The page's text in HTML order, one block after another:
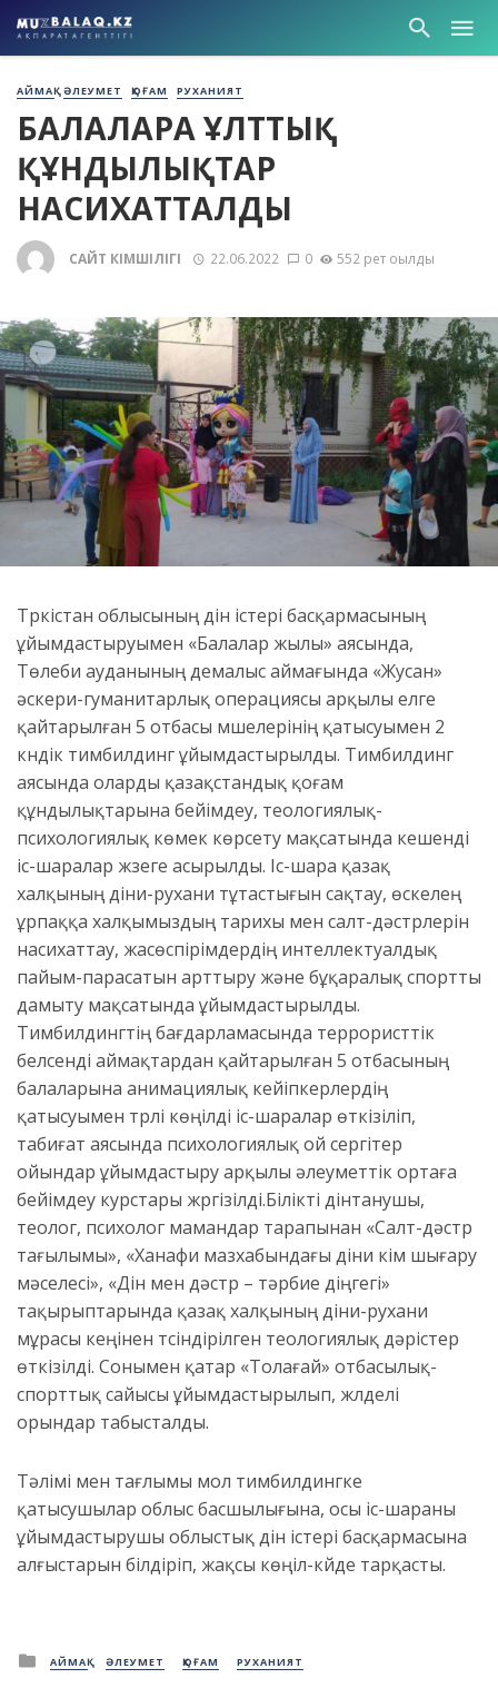
АЙМАҚ ӘЛЕУМЕТ ҚОҒАМ РУХАНИЯТ
БАЛАЛАРҒА ҰЛТТЫҚ
ҚҰНДЫЛЫҚТАР
НАСИХАТТАЛДЫ
САЙТ ӘКІМШІЛІГІ 22.06.2022 0 552 рет оқылды
Түркістан облысының дін істері басқармасының
ұйымдастыруымен «Балалар жылы» аясында,
Төлеби ауданының демалыс аймағында «Жусан»
әскери-гуманитарлық операциясы арқылы елге
қайтарылған 5 отбасы мүшелерінің қатысуымен 2
күндік тимбилдинг ұйымдастырылды. Тимбилдинг
аясында оларды қазақстандық қоғам
құндылықтарына бейімдеу, теологиялық-
психологиялық көмек көрсету мақсатында кешенді
іс-шаралар жүзеге асырылды. Іс-шара қазақ
халқының діни-рухани тұтастығын сақтау, өскелең
ұрпаққа халқымыздың тарихы мен салт-дәстүрлерін
насихаттау, жасөспірімдердің интеллектуалдық
пайым-парасатын арттыру және бұқаралық спортты
дамыту мақсатында ұйымдастырылды.
Тимбилдингтің бағдарламасында террористтік
белсенді аймақтардан қайтарылған 5 отбасының
балаларына анимациялық кейіпкерлердің
қатысуымен түрлі көңілді іс-шаралар өткізіліп,
табиғат аясында психологиялық ой сергітер
ойындар ұйымдастыру арқылы әлеуметтік ортаға
бейімдеу курстары жүргізілді.Білікті дінтанушы,
теолог, психолог мамандар тарапынан «Салт-дәстүр
тағылымы», «Ханафи мазхабындағы діни үкім шығару
мәселесі», «Дін мен дәстүр – тәрбие діңгегі»
тақырыптарында қазақ халқының діни-рухани
мұрасы кеңінен түсіндірілген теологиялық дәрістер
өткізілді. Сонымен қатар «Толағай» отбасылық-
спорттық сайысы ұйымдастырылып, жүлделі
орындар табысталды.
Тәлімі мен тағлымы мол тимбилдингке
қатысушылар облыс басшылығына, осы іс-шараны
ұйымдастырушы облыстық дін істері басқармасына
алғыстарын білдіріп, жақсы көңіл-күйде тарқасты.
Posted
in
АЙМАҚ ӘЛЕУМЕТ ҚОҒАМ РУХАНИЯТ